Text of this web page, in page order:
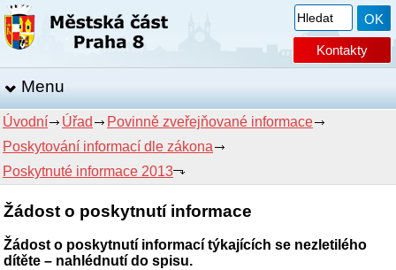
Kontakty
Menu
Úvodní Úřad
Povinně zveřejňované informace
Poskytování informací dle zákona
Poskytnuté informace 2013
Žádost o poskytnutí informace
Žádost o poskytnutí informací týkajících se nezletilého
dítěte – nahlédnutí do spisu.